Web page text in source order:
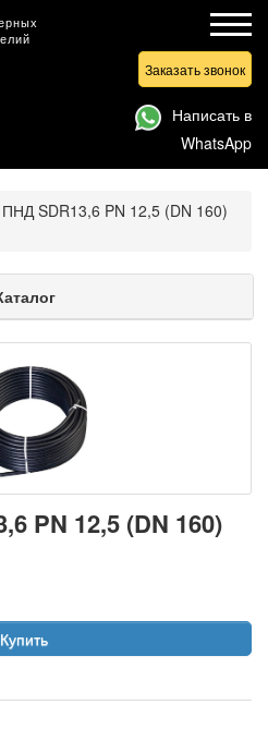
Заказать звонок
Написать в
WhatsApp
SDR13,6 PN 12,5 (DN 160)
PN 12,5 (DN 160)
Купить